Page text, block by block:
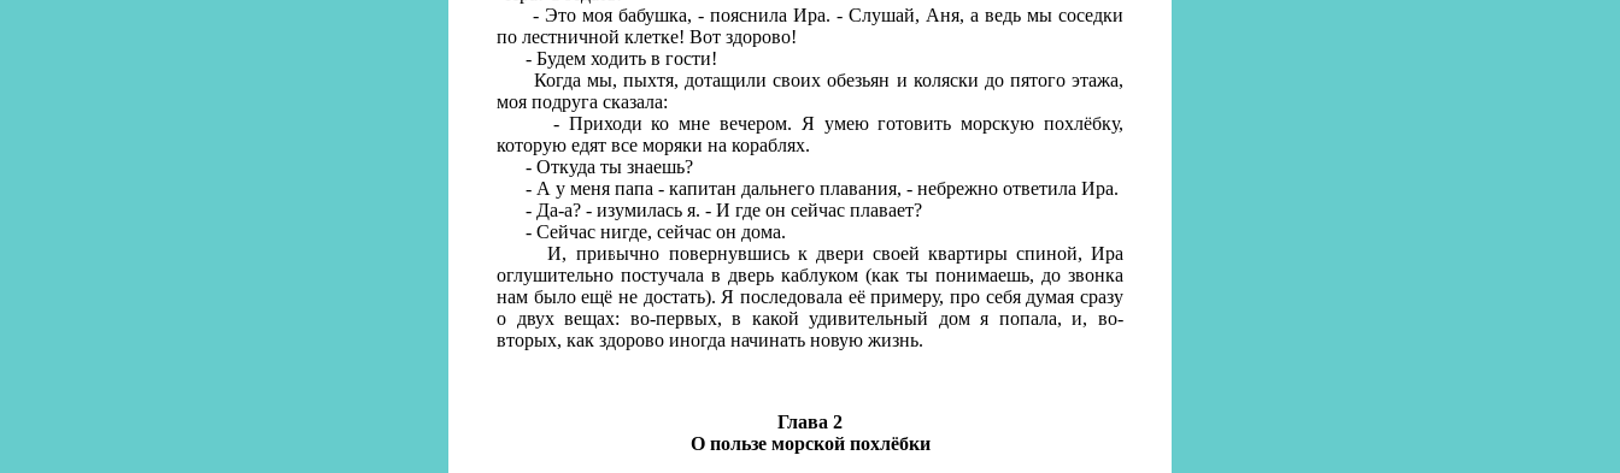
- Это моя бабушка, - пояснила Ира. - Слушай, Аня, а ведь мы соседки
по лестничной клетке! Вот здорово!
- Будем ходить в гости!
Когда мы, пыхтя, дотащили своих обезьян и коляски до пятого этажа,
моя подруга сказала:
- Приходи ко мне вечером. Я умею готовить морскую похлёбку,
которую едят все моряки на кораблях.
- Откуда ты знаешь?
- А у меня папа - капитан дальнего плавания, - небрежно ответила Ира.
- Да-а? - изумилась я. - И где он сейчас плавает?
- Сейчас нигде, сейчас он дома.
И, привычно повернувшись к двери своей квартиры спиной, Ира
оглушительно постучала в дверь каблуком (как ты понимаешь, до звонка
нам было ещё не достать). Я последовала её примеру, про себя думая сразу
о двух вещах: во-первых, в какой удивительный дом я попала, и, во-
вторых, как здорово иногда начинать новую жизнь.
Глава 2
О пользе морской похлёбки